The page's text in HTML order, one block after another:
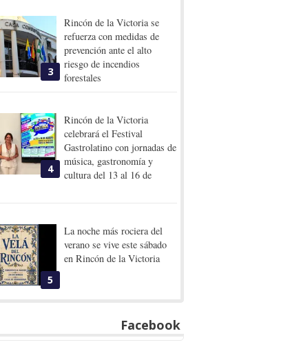
3
Rincón de la Victoria se
refuerza con medidas de
prevención ante el alto
riesgo de incendios
forestales
4
Rincón de la Victoria
celebrará el Festival
Gastrolatino con jornadas de
música, gastronomía y
cultura del 13 al 16 de
5
La noche más rociera del
verano se vive este sábado
en Rincón de la Victoria
Facebook